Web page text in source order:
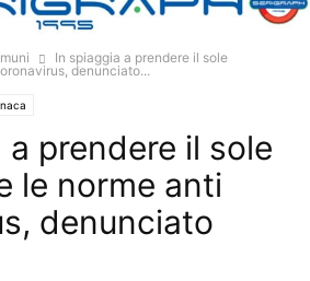
In spiaggia a prendere il sole
denunciato...
a prendere il sole
le norme anti
denunciato